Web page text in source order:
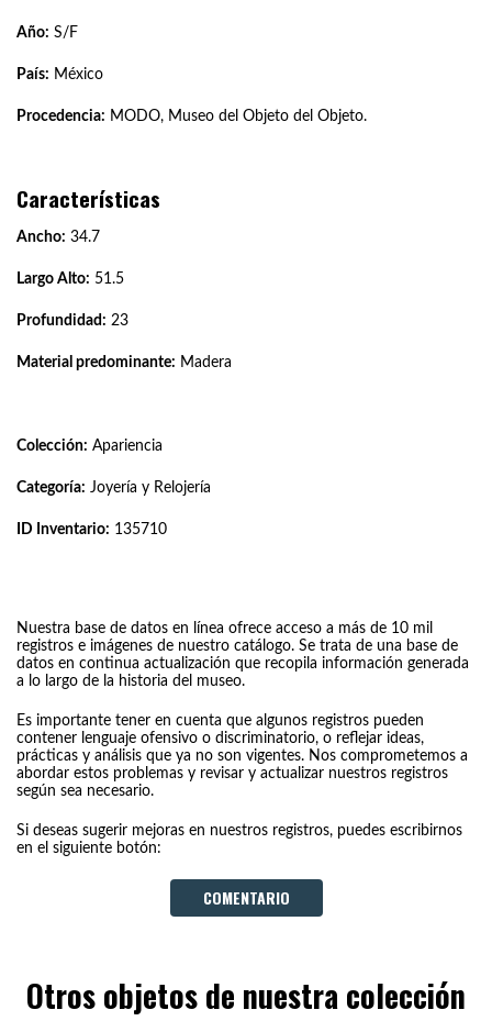
Año: S/F
País: México
Procedencia: MODO, Museo del Objeto del Objeto.
Características
Ancho: 34.7
Largo Alto: 51.5
Profundidad: 23
Material predominante: Madera
Colección: Apariencia
Categoría: Joyería y Relojería
ID Inventario: 135710
Nuestra base de datos en línea ofrece acceso a más de 10 mil
registros e imágenes de nuestro catálogo. Se trata de una base de
datos en continua actualización que recopila información generada
a lo largo de la historia del museo.
Es importante tener en cuenta que algunos registros pueden
contener lenguaje ofensivo o discriminatorio, o reflejar ideas,
prácticas y análisis que ya no son vigentes. Nos comprometemos a
abordar estos problemas y revisar y actualizar nuestros registros
según sea necesario.
Si deseas sugerir mejoras en nuestros registros, puedes escribirnos
en el siguiente botón:
COMENTARIO
Otros objetos de nuestra colección